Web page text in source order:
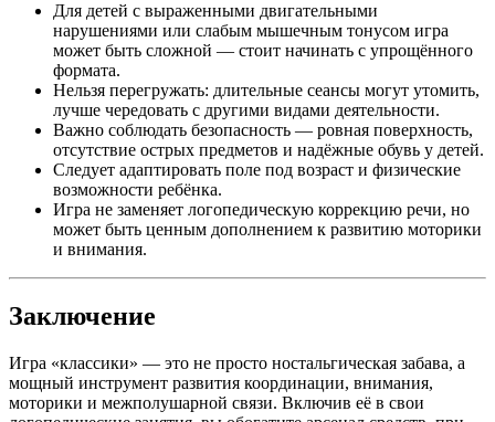
Для детей с выраженными двигательными
нарушениями или слабым мышечным тонусом игра
может быть сложной — стоит начинать с упрощённого
формата.
Нельзя перегружать: длительные сеансы могут утомить,
лучше чередовать с другими видами деятельности.
Важно соблюдать безопасность — ровная поверхность,
отсутствие острых предметов и надёжные обувь у детей.
Следует адаптировать поле под возраст и физические
возможности ребёнка.
Игра не заменяет логопедическую коррекцию речи, но
может быть ценным дополнением к развитию моторики
и внимания.
Заключение
Игра «классики» — это не просто ностальгическая забава, а
мощный инструмент развития координации, внимания,
моторики и межполушарной связи. Включив её в свои